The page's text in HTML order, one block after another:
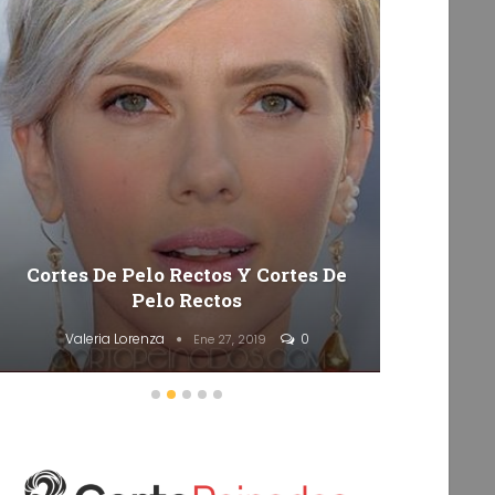
Cortes De Pelo Rectos Y Cortes De
Pelo Rectos
Valeria Lorenza Ene 27, 2019 0